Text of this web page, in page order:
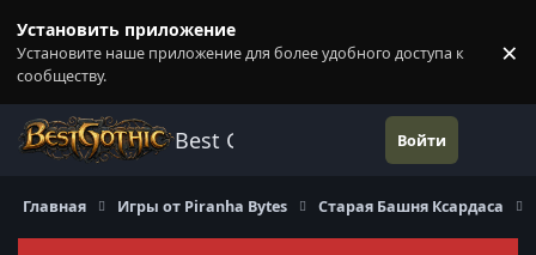
Установить приложение
Установите наше приложение для более удобного доступа к
сообществу.
×
Best Gothic Forums Войти
Главная Игры от Piranha Bytes Старая Башня Ксардаса